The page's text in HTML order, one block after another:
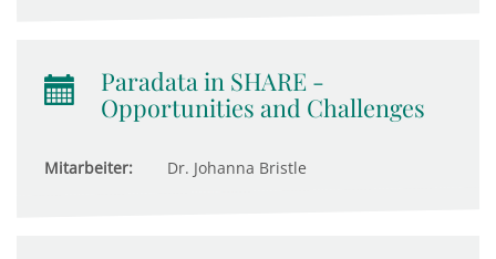
Paradata in SHARE -
Opportunities and Challenges
Mitarbeiter: Dr. Johanna Bristle